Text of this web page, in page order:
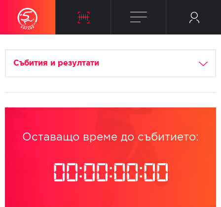
Събития и резултати
Оставащо време до събитието:
00:00:00:00